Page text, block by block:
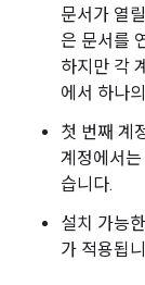
문서가 열
은 문서를
하지만 각
에서 하나
첫 번째 계
계정에서
습니다.
설치 가능
가 적용됩